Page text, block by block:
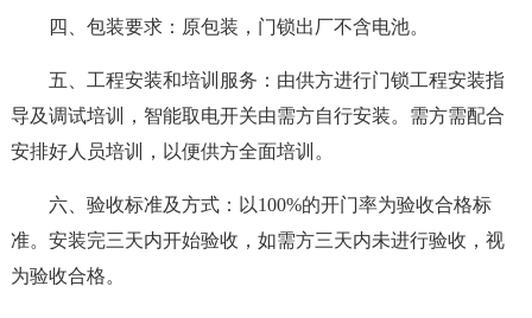
四、包装要求：原包装，门锁出厂不含电池。
五、工程安装和培训服务：由供方进行门锁工程安装指
导及调试培训，智能取电开关由需方自行安装。需方需配合
安排好人员培训，以便供方全面培训。
六、验收标准及方式：以100%的开门率为验收合格标
准。安装完三天内开始验收，如需方三天内未进行验收，视
为验收合格。